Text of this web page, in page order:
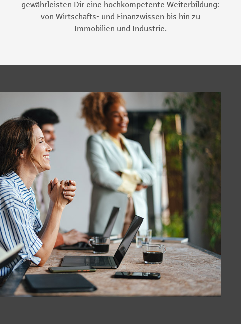
gewährleisten Dir eine hochkompetente Weiterbildung:
von Wirtschafts- und Finanzwissen bis hin zu
Immobilien und Industrie.